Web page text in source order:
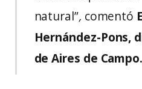
natural”, comentó
Hernández-Pons,
de Aires de Campo.